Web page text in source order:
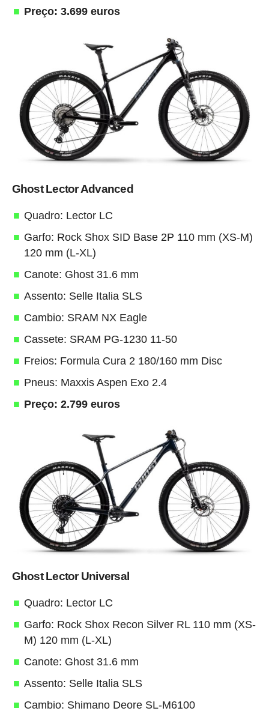
Preço: 3.699 euros
Ghost Lector Advanced
Quadro: Lector LC
Garfo: Rock Shox SID Base 2P 110 mm (XS-M)
120 mm (L-XL)
Canote: Ghost 31.6 mm
Assento: Selle Italia SLS
Cambio: SRAM NX Eagle
Cassete: SRAM PG-1230 11-50
Freios: Formula Cura 2 180/160 mm Disc
Pneus: Maxxis Aspen Exo 2.4
Preço: 2.799 euros
Ghost Lector Universal
Quadro: Lector LC
Garfo: Rock Shox Recon Silver RL 110 mm (XS-
M) 120 mm (L-XL)
Canote: Ghost 31.6 mm
Assento: Selle Italia SLS
Cambio: Shimano Deore SL-M6100